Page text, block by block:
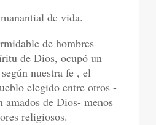
de vida.
de hombres
de Dios, ocupó un
nuestra fe , el
elegido entre otros -
amados de Dios- menos
religiosos.